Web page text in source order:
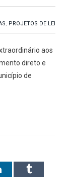
, PROJETOS DE LEI
aos
direto e
de
LinkedInTumblr